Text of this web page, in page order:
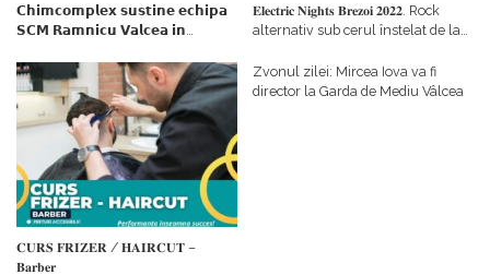
𝗖𝗵𝗶𝗺𝗰𝗼𝗺𝗽𝗹𝗲𝘅 𝘀𝘂𝘀𝘁𝗶𝗻𝗲 𝗲𝗰𝗵𝗶𝗽𝗮
𝗦𝗖𝗠 𝗥𝗮𝗺𝗻𝗶𝗰𝘂 𝗩𝗮𝗹𝗰𝗲𝗮 𝗶𝗻
𝗳𝗶𝗻𝗮𝗻𝘁𝗮𝘁𝗼𝗿
𝐄𝐥𝐞𝐜𝐭𝐫𝐢𝐜 𝐍𝐢𝐠𝐡𝐭𝐬 𝐁𝐫𝐞𝐳𝐨𝐢 𝟐𝟎𝟐𝟐. Rock
alternativ sub cerul înstelat de la
𝐂𝐔𝐑𝐒 𝐅𝐑𝐈𝐙𝐄𝐑 / 𝐇𝐀𝐈𝐑𝐂𝐔𝐓 –
𝐁𝐚𝐫𝐛𝐞𝐫
Zvonul zilei: Mircea Iova va fi
director la Garda de Mediu Vâlcea